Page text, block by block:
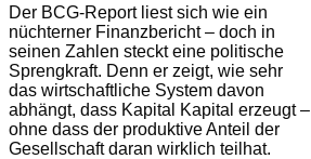
Der BCG-Report liest sich wie ein
nüchterner Finanzbericht – doch in
seinen Zahlen steckt eine politische
Sprengkraft. Denn er zeigt, wie sehr
das wirtschaftliche System davon
abhängt, dass Kapital Kapital erzeugt –
ohne dass der produktive Anteil der
Gesellschaft daran wirklich teilhat.